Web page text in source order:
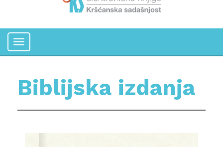
Toggle
Biblijska izdanja